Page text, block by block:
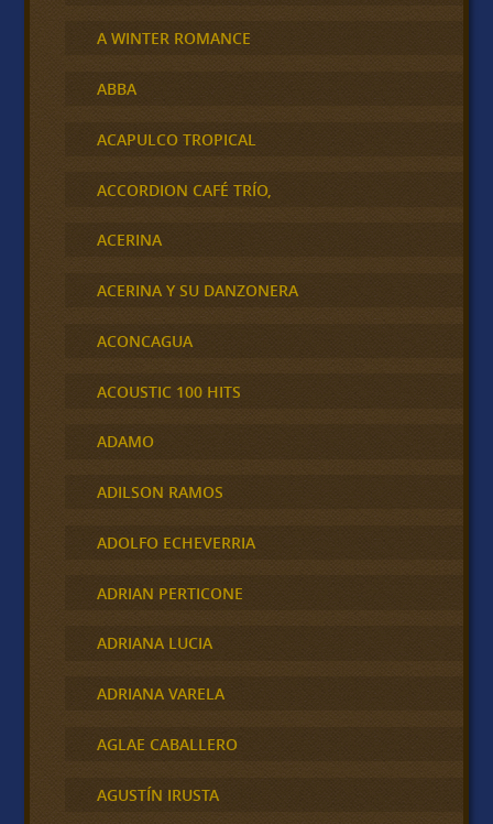
A WINTER ROMANCE
ABBA
ACAPULCO TROPICAL
ACCORDION CAFÉ TRÍO,
ACERINA
ACERINA Y SU DANZONERA
ACONCAGUA
ACOUSTIC 100 HITS
ADAMO
ADILSON RAMOS
ADOLFO ECHEVERRIA
ADRIAN PERTICONE
ADRIANA LUCIA
ADRIANA VARELA
AGLAE CABALLERO
AGUSTÍN IRUSTA